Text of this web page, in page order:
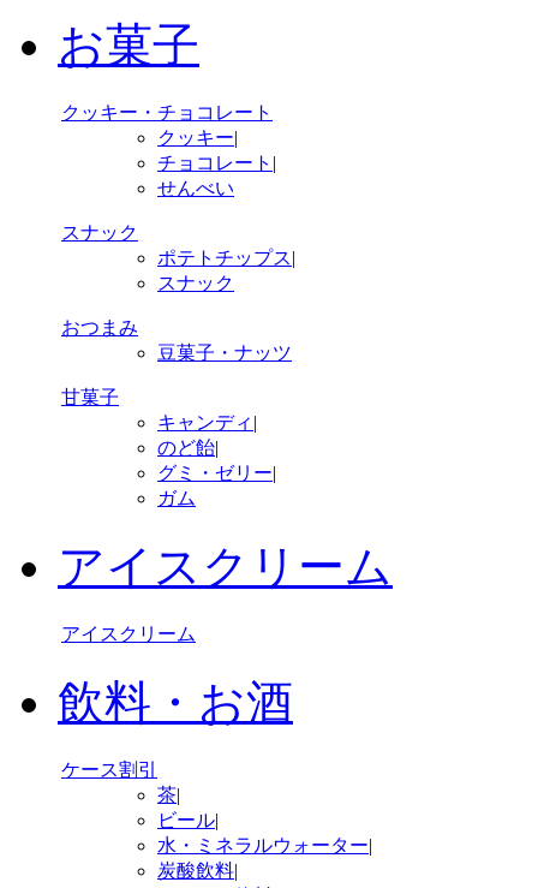
お菓子
クッキー・チョコレート
クッキー|
チョコレート |
せんべい
スナック
ポテトチップス|
スナック
おつまみ
豆菓子・ナッツ
甘菓子
キャンディ |
のど飴|
グミ・ゼリー|
ガム
アイスクリーム
アイスクリーム
飲料・お酒
ケース割引
茶|
ビール|
水・ミネラルウォーター|
炭酸飲料|